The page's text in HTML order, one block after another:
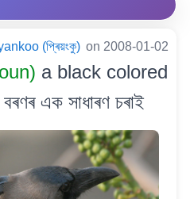
(প্ৰিয়ংকু) on 2008-01-02
a black colored
এক সাধাৰণ চৰাই